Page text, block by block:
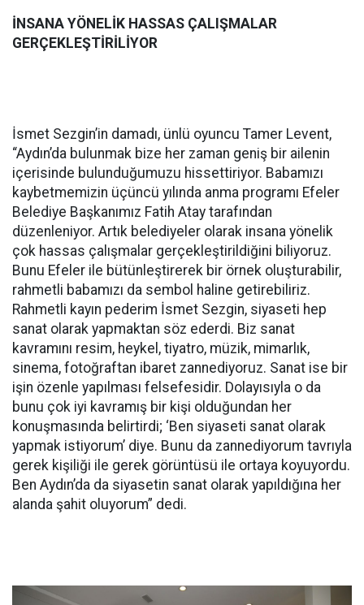
İNSANA YÖNELİK HASSAS ÇALIŞMALAR
GERÇEKLEŞTİRİLİYOR
İsmet Sezgin’in damadı, ünlü oyuncu Tamer Levent,
“Aydın’da bulunmak bize her zaman geniş bir ailenin
içerisinde bulunduğumuzu hissettiriyor. Babamızı
kaybetmemizin üçüncü yılında anma programı Efeler
Belediye Başkanımız Fatih Atay tarafından
düzenleniyor. Artık belediyeler olarak insana yönelik
çok hassas çalışmalar gerçekleştirildiğini biliyoruz.
Bunu Efeler ile bütünleştirerek bir örnek oluşturabilir,
rahmetli babamızı da sembol haline getirebiliriz.
Rahmetli kayın pederim İsmet Sezgin, siyaseti hep
sanat olarak yapmaktan söz ederdi. Biz sanat
kavramını resim, heykel, tiyatro, müzik, mimarlık,
sinema, fotoğraftan ibaret zannediyoruz. Sanat ise bir
işin özenle yapılması felsefesidir. Dolayısıyla o da
bunu çok iyi kavramış bir kişi olduğundan her
konuşmasında belirtirdi; ‘Ben siyaseti sanat olarak
yapmak istiyorum’ diye. Bunu da zannediyorum tavrıyla
gerek kişiliği ile gerek görüntüsü ile ortaya koyuyordu.
Ben Aydın’da da siyasetin sanat olarak yapıldığına her
alanda şahit oluyorum” dedi.